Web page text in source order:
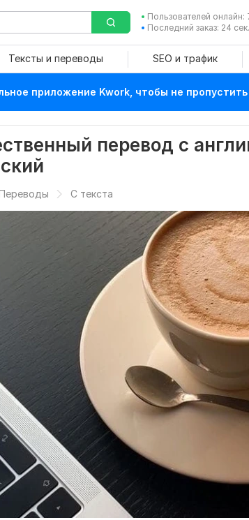
Пользователей онлайн:
Последний заказ: 24
Тексты и переводы SEO и трафик
приложение Kwork, чтобы не
перевод с
С текста